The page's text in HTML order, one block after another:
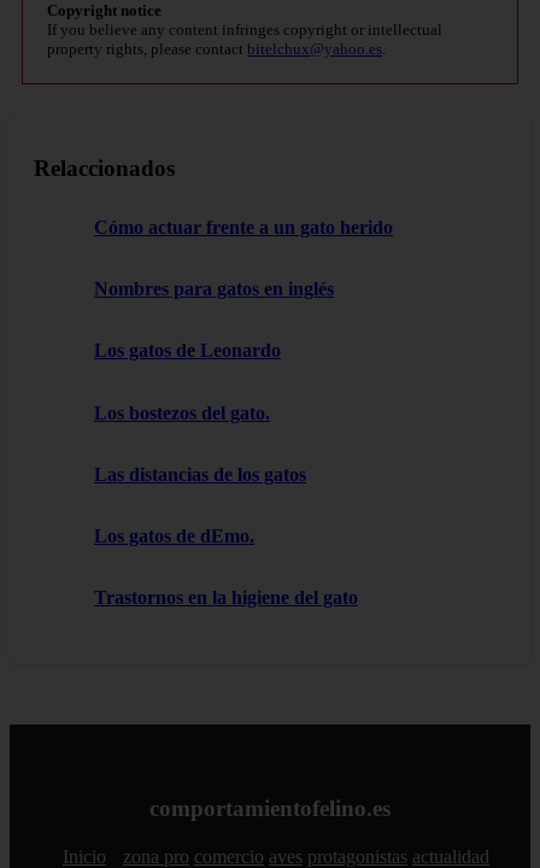
Copyright notice
If you believe any content infringes copyright or intellectual
property rights, please contact bitelchux@yahoo.es.
Relaccionados
Cómo actuar frente a un gato herido
Nombres para gatos en inglés
Los gatos de Leonardo
Los bostezos del gato.
Las distancias de los gatos
Los gatos de dEmo.
Trastornos en la higiene del gato
comportamientofelino.es
Inicio zona pro comercio aves protagonistas actualidad